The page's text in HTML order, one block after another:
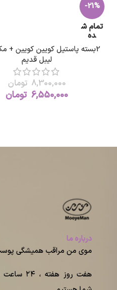
-21%
تمام ش
ده
2بسته پاستیل کویین کویین +
لیبل قدیم
8,300,000 تومان
6,550,000 تومان
درباره ما
موی من مراقب همیشگی
هفت روز